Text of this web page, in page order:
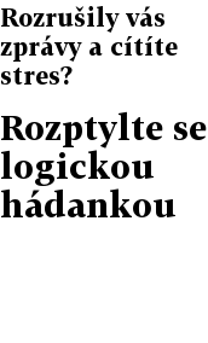
Rozrušily vás
zprávy a cítíte
stres?
Rozptylte se
logickou
hádankou